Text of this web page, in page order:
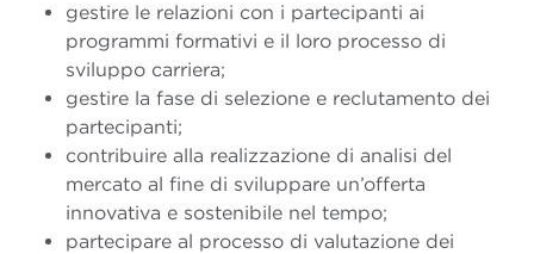
gestire le relazioni con i partecipanti ai
programmi formativi e il loro processo di
sviluppo carriera;
gestire la fase di selezione e reclutamento dei
partecipanti;
contribuire alla realizzazione di analisi del
mercato al fine di sviluppare un’offerta
innovativa e sostenibile nel tempo;
partecipare al processo di valutazione dei